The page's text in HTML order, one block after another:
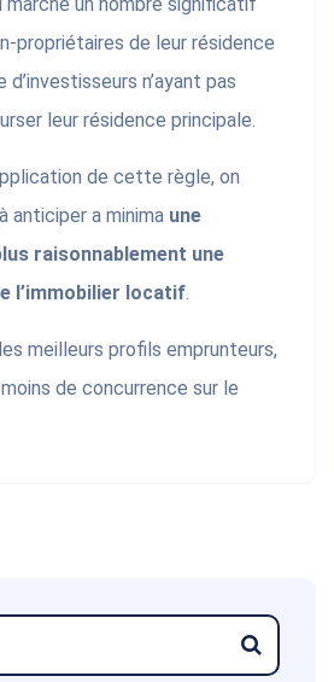
propriétaires de leur résidence
d’investisseurs n’ayant pas
leur résidence principale.
de cette règle, on
anticiper a minima une
raisonnablement une
l’immobilier locatif
meilleurs profils emprunteurs,
de concurrence sur le